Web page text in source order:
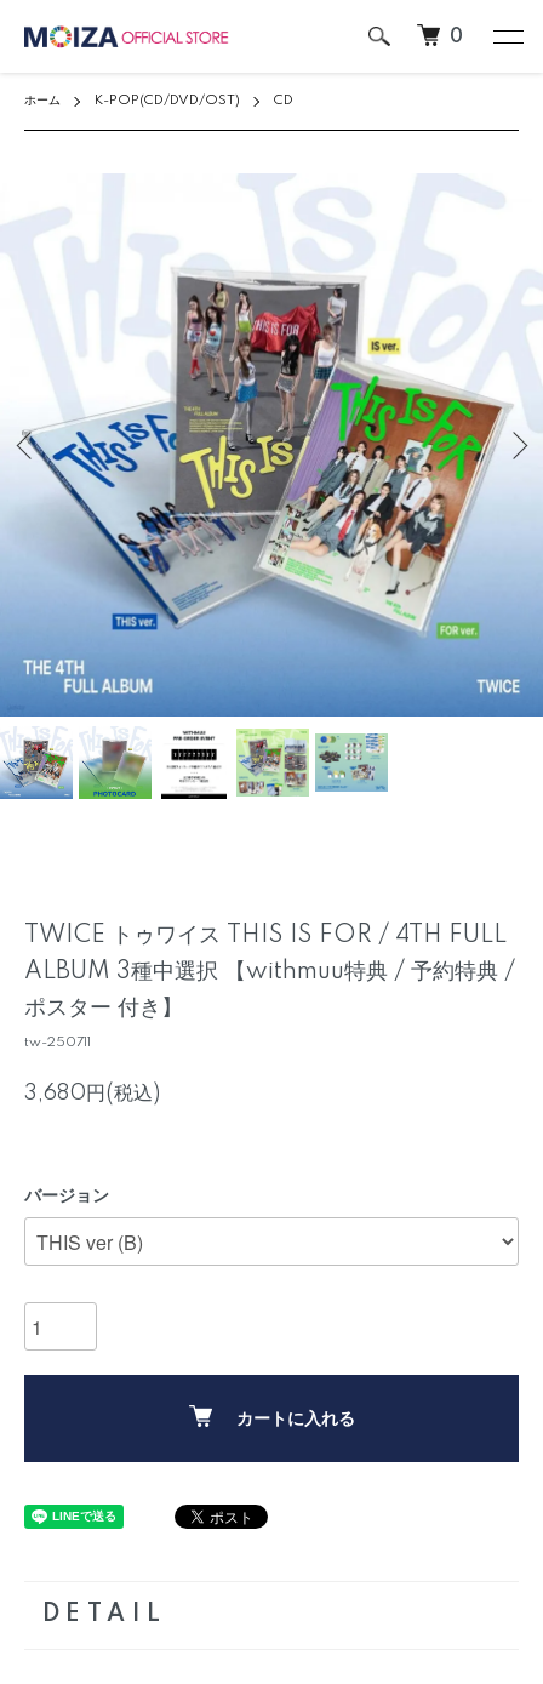
0
ホーム K-POP(CD/DVD/OST) CD
TWICE トゥワイス THIS IS FOR / 4TH FULL
ALBUM 3種中選択 【withmuu特典 / 予約特典 /
ポスター 付き】
tw-250711
3,680円(税込)
バージョン
カートに入れる
DETAIL